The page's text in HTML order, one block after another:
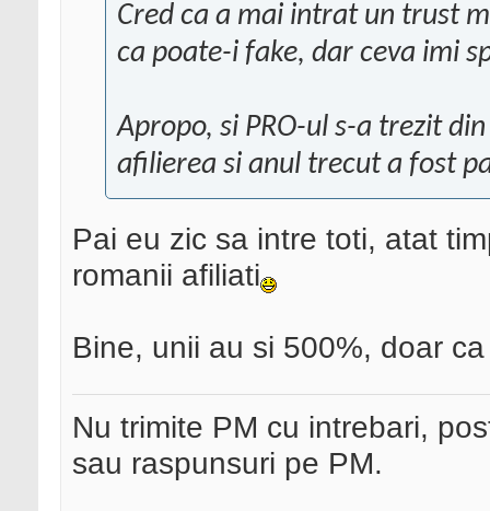
Cred ca a mai intrat un trust
ca poate-i fake, dar ceva imi
Apropo, si PRO-ul s-a trezit
afilierea si anul trecut a fost
Pai eu zic sa intre toti, atat
romanii afiliati
Bine, unii au si 500%, doar
Nu trimite PM cu intrebari,
sau raspunsuri pe PM.